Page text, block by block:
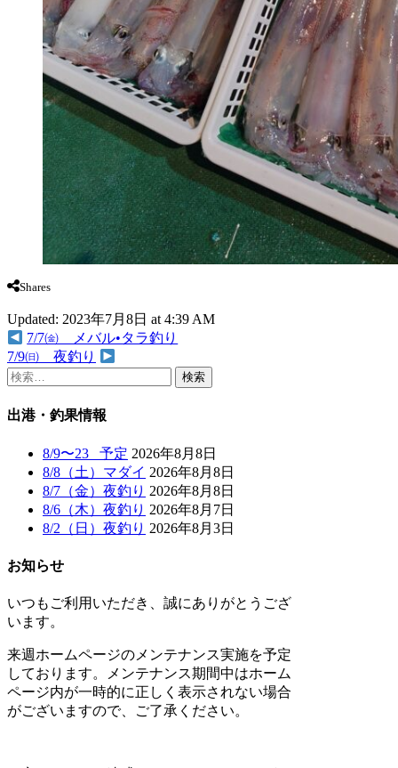
Shares
Updated: 2023年7月8日 at 4:39 AM
7/7㈮ メバル•タラ釣り
7/9㈰ 夜釣り
検
出港・釣果情報
8/9〜23 予定 2026年8月8日
8/8（土）マダイ 2026年8月8日
8/7（金）夜釣り 2026年8月8日
8/6（木）夜釣り 2026年8月7日
8/2（日）夜釣り 2026年8月3日
お知らせ
いつもご利用いただき、誠にありがとうござ
います。
来週ホームページのメンテナンス実施を予定
しております。メンテナンス期間中はホーム
ページ内が一時的に正しく表示されない場合
がございますので、ご了承ください。